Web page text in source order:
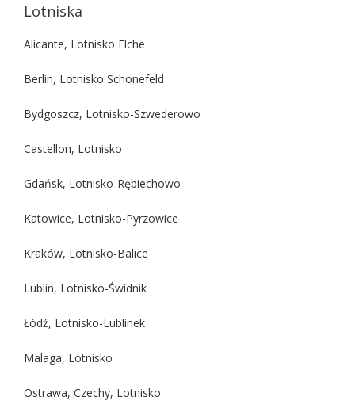
Lotniska
Alicante, Lotnisko Elche
Berlin, Lotnisko Schonefeld
Bydgoszcz, Lotnisko-Szwederowo
Castellon, Lotnisko
Gdańsk, Lotnisko-Rębiechowo
Katowice, Lotnisko-Pyrzowice
Kraków, Lotnisko-Balice
Lublin, Lotnisko-Świdnik
Łódź, Lotnisko-Lublinek
Malaga, Lotnisko
Ostrawa, Czechy, Lotnisko